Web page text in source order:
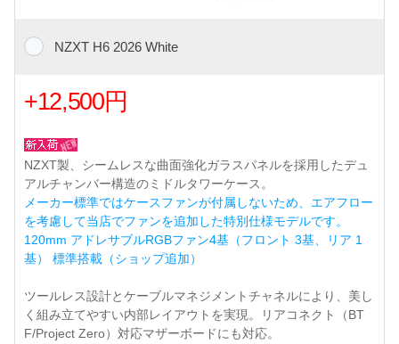
NZXT H6 2026 White
+12,500円
NZXT製、シームレスな曲面強化ガラスパネルを採用したデュ
アルチャンバー構造のミドルタワーケース。
メーカー標準ではケースファンが付属しないため、エアフロー
を考慮して当店でファンを追加した特別仕様モデルです。
120mm アドレサブルRGBファン4基（フロント 3基、リア 1
基） 標準搭載（ショップ追加）
ツールレス設計とケーブルマネジメントチャネルにより、美し
く組み立てやすい内部レイアウトを実現。リアコネクト（BT
F/Project Zero）対応マザーボードにも対応。